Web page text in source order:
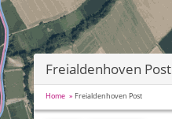
Freialdenhoven Post
Home Freialdenhoven Post